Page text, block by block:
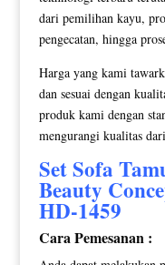
dari pemilihan kayu,
pengecatan, hingga
Harga yang kami
dan sesuai dengan
produk kami dengan
mengurangi kualitas
Set Sofa
Beauty
HD-1459
Cara Pemesanan :